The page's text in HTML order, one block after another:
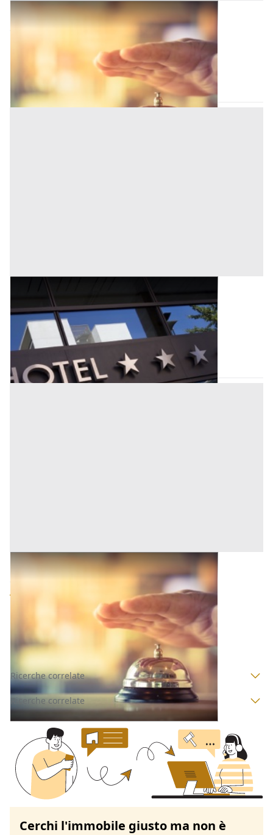
Strutture Ricettive all'asta a Nuoro
1.352.025 €
Codice asta:CT125733
Asta chiusa
Alberghi all'asta a Nuoro
Cardedu (Nuoro)
Offerta minima
1.502.250 € 2.003.000 €
Codice asta:
Asta chiusa
Strutture Ricettive all'asta a Nuoro
479.290 €
Codice asta:CT140133
Asta chiusa
Ricerche correlate
Ricerche correlate
Cerchi l'immobile giusto ma non è